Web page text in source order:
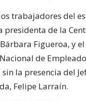
trabajadores del
presidenta de la
Figueroa, y
de
la presencia del
Felipe Larraín.